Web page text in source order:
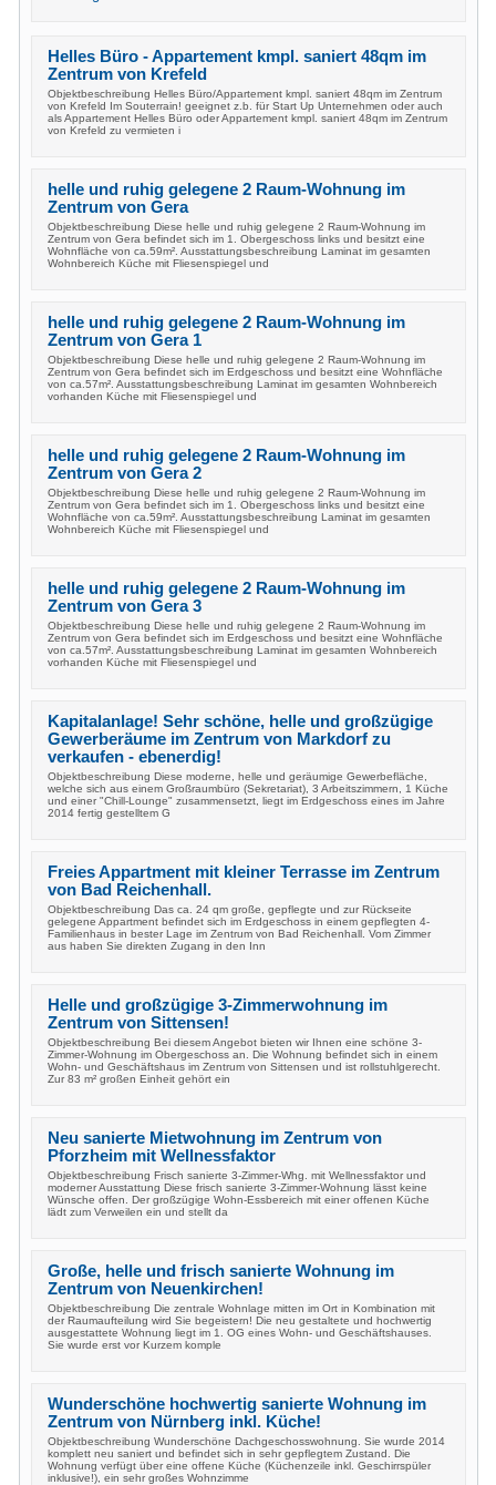
Helles Büro - Appartement kmpl. saniert 48qm im
Zentrum von Krefeld
Objektbeschreibung Helles Büro/Appartement kmpl. saniert 48qm im Zentrum
von Krefeld Im Souterrain! geeignet z.b. für Start Up Unternehmen oder auch
als Appartement Helles Büro oder Appartement kmpl. saniert 48qm im Zentrum
von Krefeld zu vermieten i
helle und ruhig gelegene 2 Raum-Wohnung im
Zentrum von Gera
Objektbeschreibung Diese helle und ruhig gelegene 2 Raum-Wohnung im
Zentrum von Gera befindet sich im 1. Obergeschoss links und besitzt eine
Wohnfläche von ca.59m². Ausstattungsbeschreibung Laminat im gesamten
Wohnbereich Küche mit Fliesenspiegel und
helle und ruhig gelegene 2 Raum-Wohnung im
Zentrum von Gera 1
Objektbeschreibung Diese helle und ruhig gelegene 2 Raum-Wohnung im
Zentrum von Gera befindet sich im Erdgeschoss und besitzt eine Wohnfläche
von ca.57m². Ausstattungsbeschreibung Laminat im gesamten Wohnbereich
vorhanden Küche mit Fliesenspiegel und
helle und ruhig gelegene 2 Raum-Wohnung im
Zentrum von Gera 2
Objektbeschreibung Diese helle und ruhig gelegene 2 Raum-Wohnung im
Zentrum von Gera befindet sich im 1. Obergeschoss links und besitzt eine
Wohnfläche von ca.59m². Ausstattungsbeschreibung Laminat im gesamten
Wohnbereich Küche mit Fliesenspiegel und
helle und ruhig gelegene 2 Raum-Wohnung im
Zentrum von Gera 3
Objektbeschreibung Diese helle und ruhig gelegene 2 Raum-Wohnung im
Zentrum von Gera befindet sich im Erdgeschoss und besitzt eine Wohnfläche
von ca.57m². Ausstattungsbeschreibung Laminat im gesamten Wohnbereich
vorhanden Küche mit Fliesenspiegel und
Kapitalanlage! Sehr schöne, helle und großzügige
Gewerberäume im Zentrum von Markdorf zu
verkaufen - ebenerdig!
Objektbeschreibung Diese moderne, helle und geräumige Gewerbefläche,
welche sich aus einem Großraumbüro (Sekretariat), 3 Arbeitszimmern, 1 Küche
und einer "Chill-Lounge" zusammensetzt, liegt im Erdgeschoss eines im Jahre
2014 fertig gestelltem G
Freies Appartment mit kleiner Terrasse im Zentrum
von Bad Reichenhall.
Objektbeschreibung Das ca. 24 qm große, gepflegte und zur Rückseite
gelegene Appartment befindet sich im Erdgeschoss in einem gepflegten 4-
Familienhaus in bester Lage im Zentrum von Bad Reichenhall. Vom Zimmer
aus haben Sie direkten Zugang in den Inn
Helle und großzügige 3-Zimmerwohnung im
Zentrum von Sittensen!
Objektbeschreibung Bei diesem Angebot bieten wir Ihnen eine schöne 3-
Zimmer-Wohnung im Obergeschoss an. Die Wohnung befindet sich in einem
Wohn- und Geschäftshaus im Zentrum von Sittensen und ist rollstuhlgerecht.
Zur 83 m² großen Einheit gehört ein
Neu sanierte Mietwohnung im Zentrum von
Pforzheim mit Wellnessfaktor
Objektbeschreibung Frisch sanierte 3-Zimmer-Whg. mit Wellnessfaktor und
moderner Ausstattung Diese frisch sanierte 3-Zimmer-Wohnung lässt keine
Wünsche offen. Der großzügige Wohn-Essbereich mit einer offenen Küche
lädt zum Verweilen ein und stellt da
Große, helle und frisch sanierte Wohnung im
Zentrum von Neuenkirchen!
Objektbeschreibung Die zentrale Wohnlage mitten im Ort in Kombination mit
der Raumaufteilung wird Sie begeistern! Die neu gestaltete und hochwertig
ausgestattete Wohnung liegt im 1. OG eines Wohn- und Geschäftshauses.
Sie wurde erst vor Kurzem komple
Wunderschöne hochwertig sanierte Wohnung im
Zentrum von Nürnberg inkl. Küche!
Objektbeschreibung Wunderschöne Dachgeschosswohnung. Sie wurde 2014
komplett neu saniert und befindet sich in sehr gepflegtem Zustand. Die
Wohnung verfügt über eine offene Küche (Küchenzeile inkl. Geschirrspüler
inklusive!), ein sehr großes Wohnzimme